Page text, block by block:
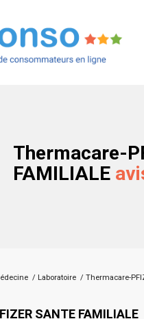
Thermacare-
FAMILIALE
/ Laboratoire / Thermacare-
SANTE FAMILIALE